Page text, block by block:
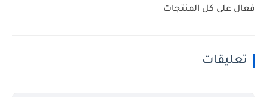
فعال على كل المنتجات
تعليقات